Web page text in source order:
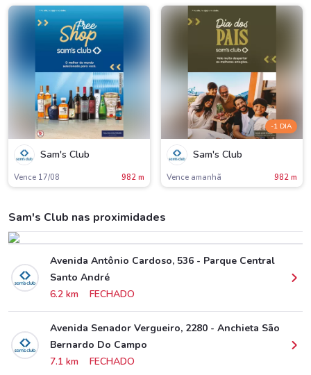
Sam's Club
Vence 17/08 982 m
-1 DIA
Sam's Club
Vence amanh 982 m
Sam's Club nas proximidades
Avenida Antônio Cardoso, 536 - Parque Central
Santo André
6.2 km
FECHADO
Avenida Senador Vergueiro, 2280 - Anchieta São
Bernardo Do Campo
7.1 km
FECHADO